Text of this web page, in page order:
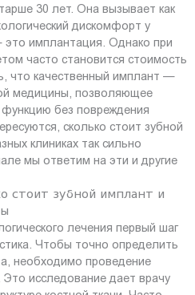
30 лет. Она вызывает как
дискомфорт у
имплантация. Однако при
часто становится стоимость
что качественный имплант —
медицины, позволяющее
без повреждения
сколько стоит зубной
клиниках так сильно
мы ответим на эти и другие
стоит зубной имплант и
лечения первый шаг
Чтобы точно определить
необходимо проведение
исследование дает врачу